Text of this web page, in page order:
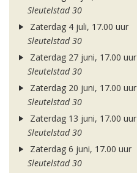
Sleutelstad 30
Zaterdag 4 juli, 17.00 uur
Sleutelstad 30
Zaterdag 27 juni, 17.00 uur
Sleutelstad 30
Zaterdag 20 juni, 17.00 uur
Sleutelstad 30
Zaterdag 13 juni, 17.00 uur
Sleutelstad 30
Zaterdag 6 juni, 17.00 uur
Sleutelstad 30